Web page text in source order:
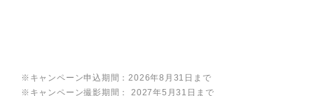
※キャンペーン申込期間：2026年8月31日まで
※キャンペーン撮影期間： 2027年5月31日まで